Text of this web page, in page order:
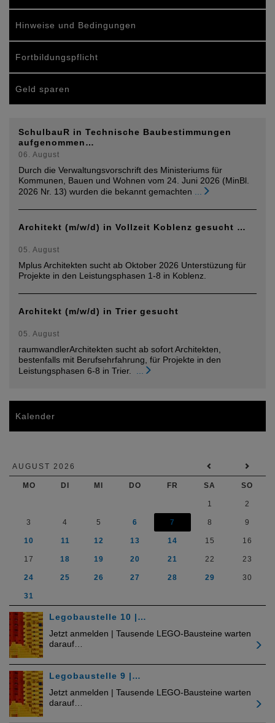
Hinweise und Bedingungen
Fortbildungspflicht
Geld sparen
SchulbauR in Technische Baubestimmungen
aufgenommen…
06. August
Durch die Verwaltungsvorschrift des Ministeriums für
Kommunen, Bauen und Wohnen vom 24. Juni 2026 (MinBl.
2026 Nr. 13) wurden die bekannt gemachten
Architekt (m/w/d) in Vollzeit Koblenz gesucht …
05. August
Mplus Architekten sucht ab Oktober 2026 Unterstüzung für
Projekte in den Leistungsphasen 1-8 in Koblenz.
Architekt (m/w/d) in Trier gesucht
05. August
raumwandlerArchitekten sucht ab sofort Architekten,
bestenfalls mit Berufsehrfahrung, für Projekte in den
Leistungsphasen 6-8 in Trier.
Kalender
AUGUST 2026
MO DI MI DO FR SA SO
1 2
3 4 5 6 7 8 9
10 11 12 13 14 15 16
17 18 19 20 21 22 23
24 25 26 27 28 29 30
31
Legobaustelle 10 |…
Jetzt anmelden | Tausende LEGO-Bausteine warten
darauf…
Legobaustelle 9 |…
Jetzt anmelden | Tausende LEGO-Bausteine warten
darauf…